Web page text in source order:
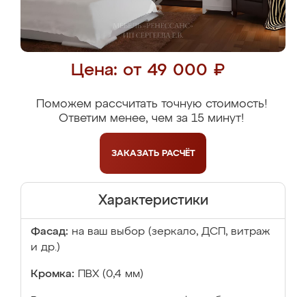
Цена: от 49 000 ₽
Поможем рассчитать точную стоимость!
Ответим менее, чем за 15 минут!
ЗАКАЗАТЬ РАСЧЁТ
Характеристики
Фасад: на ваш выбор (зеркало, ДСП, витраж
и др.)
Кромка: ПВХ (0,4 мм)